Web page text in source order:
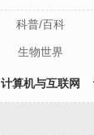
科普/百科
生物世界
计算机与互联网